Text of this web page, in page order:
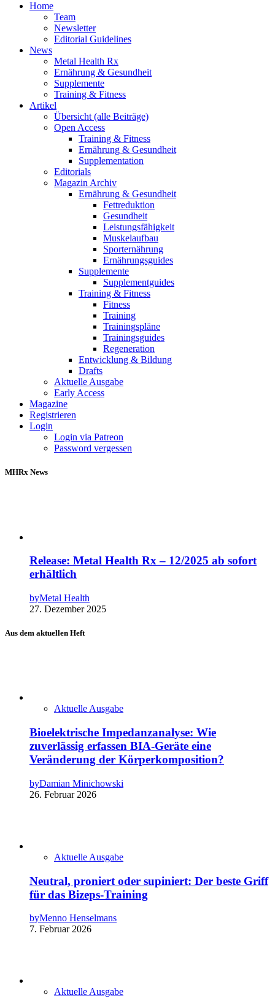
Home
Team
Newsletter
Editorial Guidelines
News
Metal Health Rx
Ernährung & Gesundheit
Supplemente
Training & Fitness
Artikel
Übersicht (alle Beiträge)
Open Access
Training & Fitness
Ernährung & Gesundheit
Supplementation
Editorials
Magazin Archiv
Ernährung & Gesundheit
Fettreduktion
Gesundheit
Leistungsfähigkeit
Muskelaufbau
Sporternährung
Ernährungsguides
Supplemente
Supplementguides
Training & Fitness
Fitness
Training
Trainingspläne
Trainingsguides
Regeneration
Entwicklung & Bildung
Drafts
Aktuelle Ausgabe
Early Access
Magazine
Registrieren
Login
Login via Patreon
Password vergessen
MHRx News
Release: Metal Health Rx – 12/2025 ab sofort
erhältlich
byMetal Health
27. Dezember 2025
Aus dem aktuellen Heft
Aktuelle Ausgabe
Bioelektrische Impedanzanalyse: Wie
zuverlässig erfassen BIA-Geräte eine
Veränderung der Körperkomposition?
byDamian Minichowski
26. Februar 2026
Aktuelle Ausgabe
Neutral, proniert oder supiniert: Der beste Griff
für das Bizeps-Training
byMenno Henselmans
7. Februar 2026
Aktuelle Ausgabe